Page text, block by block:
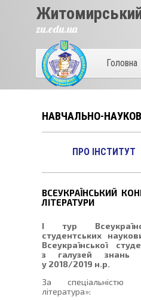
Житомирський
zu.edu.ua
Головна
НАВЧАЛЬНО-
ПРО ІНСТИТУТ
ВСЕУКРАЇНСЬКИЙ
ЛІТЕРАТУРИ
І тур
студентських
Всеукраїнської
з галузей знань і
у 2018/2019 н.р.
За спеціальністю
література»: